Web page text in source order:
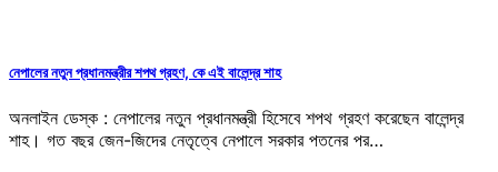
নেপালের নতুন প্রধানমন্ত্রীর শপথ গ্রহণ, কে এই বালেন্দ্র শাহ
অনলাইন ডেস্ক : নেপালের নতুন প্রধানমন্ত্রী হিসেবে শপথ গ্রহণ করেছেন বালেন্দ্র
শাহ। গত বছর জেন-জিদের নেতৃত্বে নেপালে সরকার পতনের পর…